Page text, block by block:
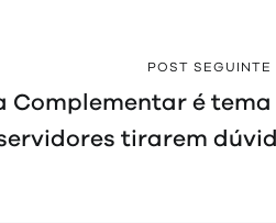
POST SEGUINTE
Complementar é tema
tirarem